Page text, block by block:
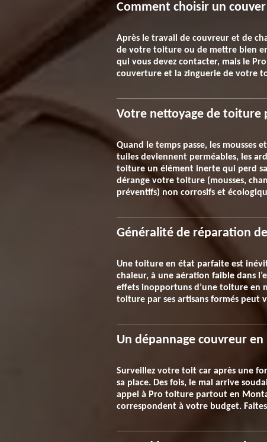
Comment choisir un
Après le travail de couvreur et de
de votre toiture ou de mettre bien en
qui vous devez contacter, mais le
couverture et la zinguerie de votre
Votre nettoyage de toiture
Quand le temps passe, les mousses
tuiles deviennent perméables, les
toiture un élément inerte qui perd
dérange votre toiture (mousses,
préventifs) non corrosifs et
Généralité de réparation
Une toiture en état parfaite est
chaleur, à une aération faible dans
effets inopportuns d’une toiture en
toiture par ses artisans formés peut
Un dépannage couvreur
Surveillez votre toit car après une
sa place. Des fois, le mal arrive
appel à Pro toiture partout en
correspondent à votre budget.